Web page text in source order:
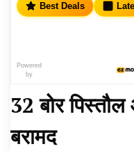
Best Deals
Powered
by
32 बोर
बरामद